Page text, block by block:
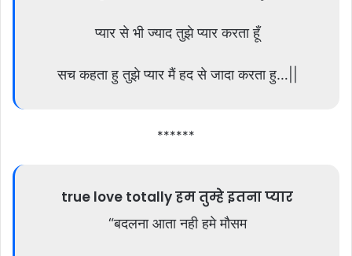
प्यार से भी ज्याद तुझे प्यार करता हूँ
सच कहता हु तुझे प्यार मैं हद से जादा करता हु…||
******
true love totally हम तुम्हे इतना प्यार
“बदलना आता नही हमे मौसम